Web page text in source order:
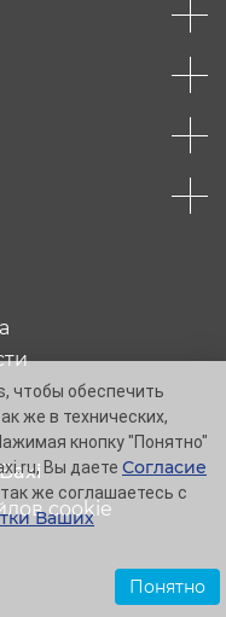
cookie
чтобы обеспечить
же в технических,
кнопку "Понятно"
Вы даете Согласие
же соглашаетесь с
Ваших
Понятно